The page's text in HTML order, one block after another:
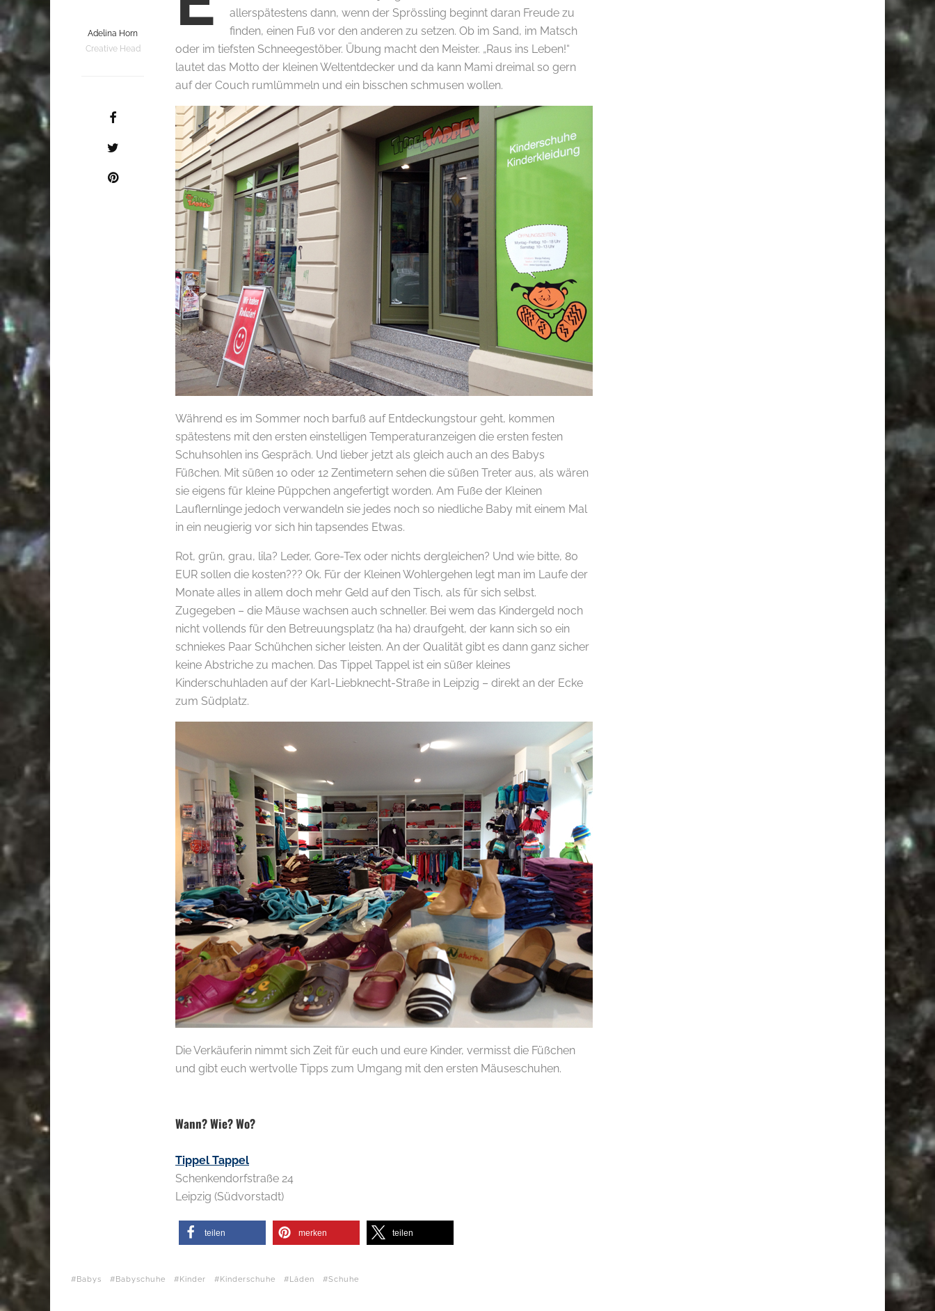
Adelina Horn
Creative Head
allerspätestens dann, wenn der Sprössling beginnt daran Freude zu
finden, einen Fuß vor den anderen zu setzen. Ob im Sand, im Matsch
oder im tiefsten Schneegestöber. Übung macht den Meister. „Raus ins Leben!“
lautet das Motto der kleinen Weltentdecker und da kann Mami dreimal so gern
auf der Couch rumlümmeln und ein bisschen schmusen wollen.
Während es im Sommer noch barfuß auf Entdeckungstour geht, kommen
spätestens mit den ersten einstelligen Temperaturanzeigen die ersten festen
Schuhsohlen ins Gespräch. Und lieber jetzt als gleich auch an des Babys
Füßchen. Mit süßen 10 oder 12 Zentimetern sehen die süßen Treter aus, als wären
sie eigens für kleine Püppchen angefertigt worden. Am Fuße der Kleinen
Lauflernlinge jedoch verwandeln sie jedes noch so niedliche Baby mit einem Mal
in ein neugierig vor sich hin tapsendes Etwas.
Rot, grün, grau, lila? Leder, Gore-Tex oder nichts dergleichen? Und wie bitte, 80
EUR sollen die kosten??? Ok. Für der Kleinen Wohlergehen legt man im Laufe der
Monate alles in allem doch mehr Geld auf den Tisch, als für sich selbst.
Zugegeben – die Mäuse wachsen auch schneller. Bei wem das Kindergeld noch
nicht vollends für den Betreuungsplatz (ha ha) draufgeht, der kann sich so ein
schniekes Paar Schühchen sicher leisten. An der Qualität gibt es dann ganz sicher
keine Abstriche zu machen. Das Tippel Tappel ist ein süßer kleines
Kinderschuhladen auf der Karl-Liebknecht-Straße in Leipzig – direkt an der Ecke
zum Südplatz.
Die Verkäuferin nimmt sich Zeit für euch und eure Kinder, vermisst die Füßchen
und gibt euch wertvolle Tipps zum Umgang mit den ersten Mäuseschuhen.
Wann? Wie? Wo?
Tippel Tappel
Schenkendorfstraße 24
Leipzig (Südvorstadt)
teilen merken teilen
Babys Babyschuhe Kinder Kinderschuhe Läden Schuhe